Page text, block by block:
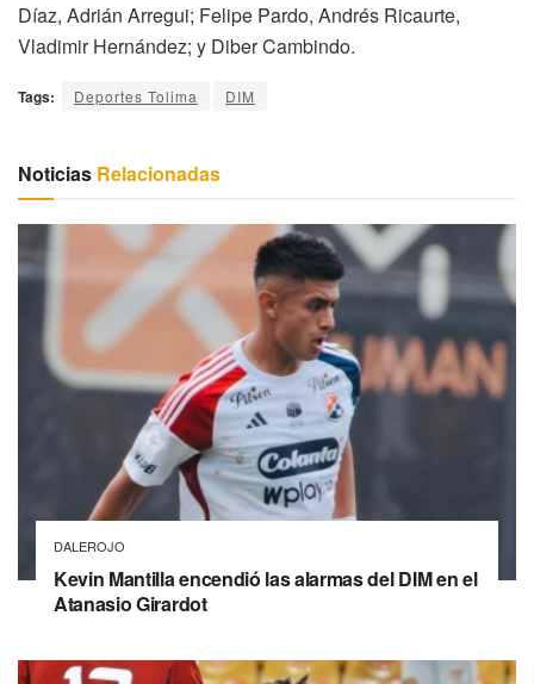
Díaz, Adrián Arregui; Felipe Pardo, Andrés Ricaurte,
Vladimir Hernández; y Diber Cambindo.
Tags: Deportes Tolima DIM
Noticias Relacionadas
DALEROJO
Kevin Mantilla encendió las alarmas del DIM en el
Atanasio Girardot